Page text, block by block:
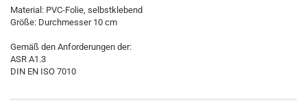
Material: PVC-Folie, selbstklebend
Größe: Durchmesser 10 cm
Gemäß den Anforderungen der:
ASR A1.3
DIN EN ISO 7010